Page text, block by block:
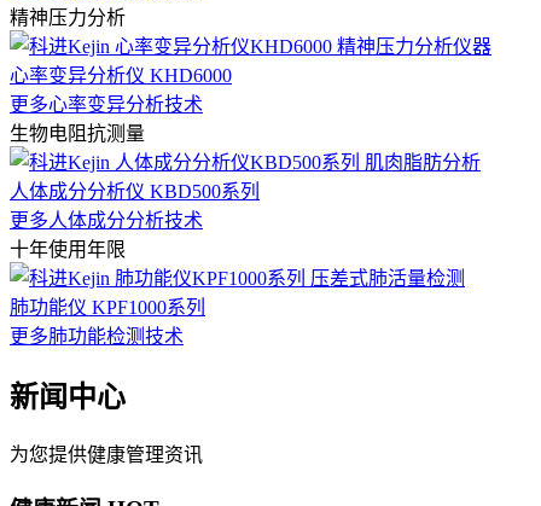
精神压力分析
心率变异分析仪 KHD6000
更多心率变异分析技术
生物电阻抗测量
人体成分分析仪 KBD500系列
更多人体成分分析技术
十年使用年限
肺功能仪 KPF1000系列
更多肺功能检测技术
新闻中心
为您提供健康管理资讯